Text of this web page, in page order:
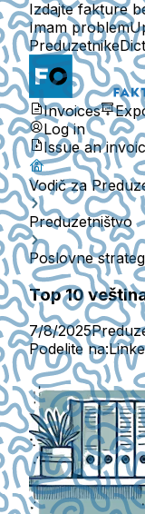
Izdajte fakture
Imam problem
Preduzetnike
Invoices
Log in
Issue an
Vodič za
Preduzetništvo
Poslovne
Top 10
7/8/2025
Podelite na: